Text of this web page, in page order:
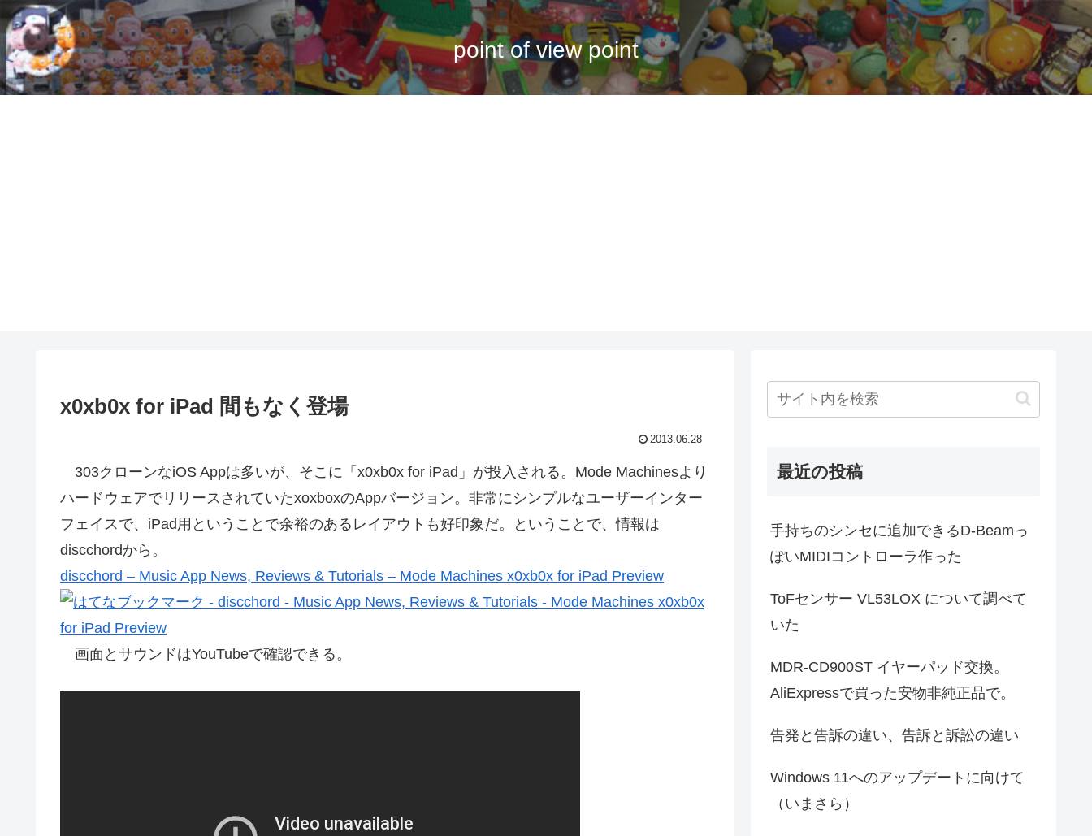
point of view point
x0xb0x for iPad 間もなく登場
2013.06.28
303クローンなiOS Appは多いが、そこに「x0xb0x for iPad」が投入される。Mode Machinesより
ハードウェアでリリースされていたxoxboxのAppバージョン。非常にシンプルなユーザーインター
フェイスで、iPad用ということで余裕のあるレイアウトも好印象だ。ということで、情報は
discchordから。
discchord – Music App News, Reviews & Tutorials – Mode Machines x0xb0x for iPad Preview
画面とサウンドはYouTubeで確認できる。
最近の投稿
手持ちのシンセに追加できるD-Beamっ
ぽいMIDIコントローラ作った
ToFセンサー VL53LOX について調べて
いた
MDR-CD900ST イヤーパッド交換。
AliExpressで買った安物非純正品で。
告発と告訴の違い、告訴と訴訟の違い
Windows 11へのアップデートに向けて
（いまさら）